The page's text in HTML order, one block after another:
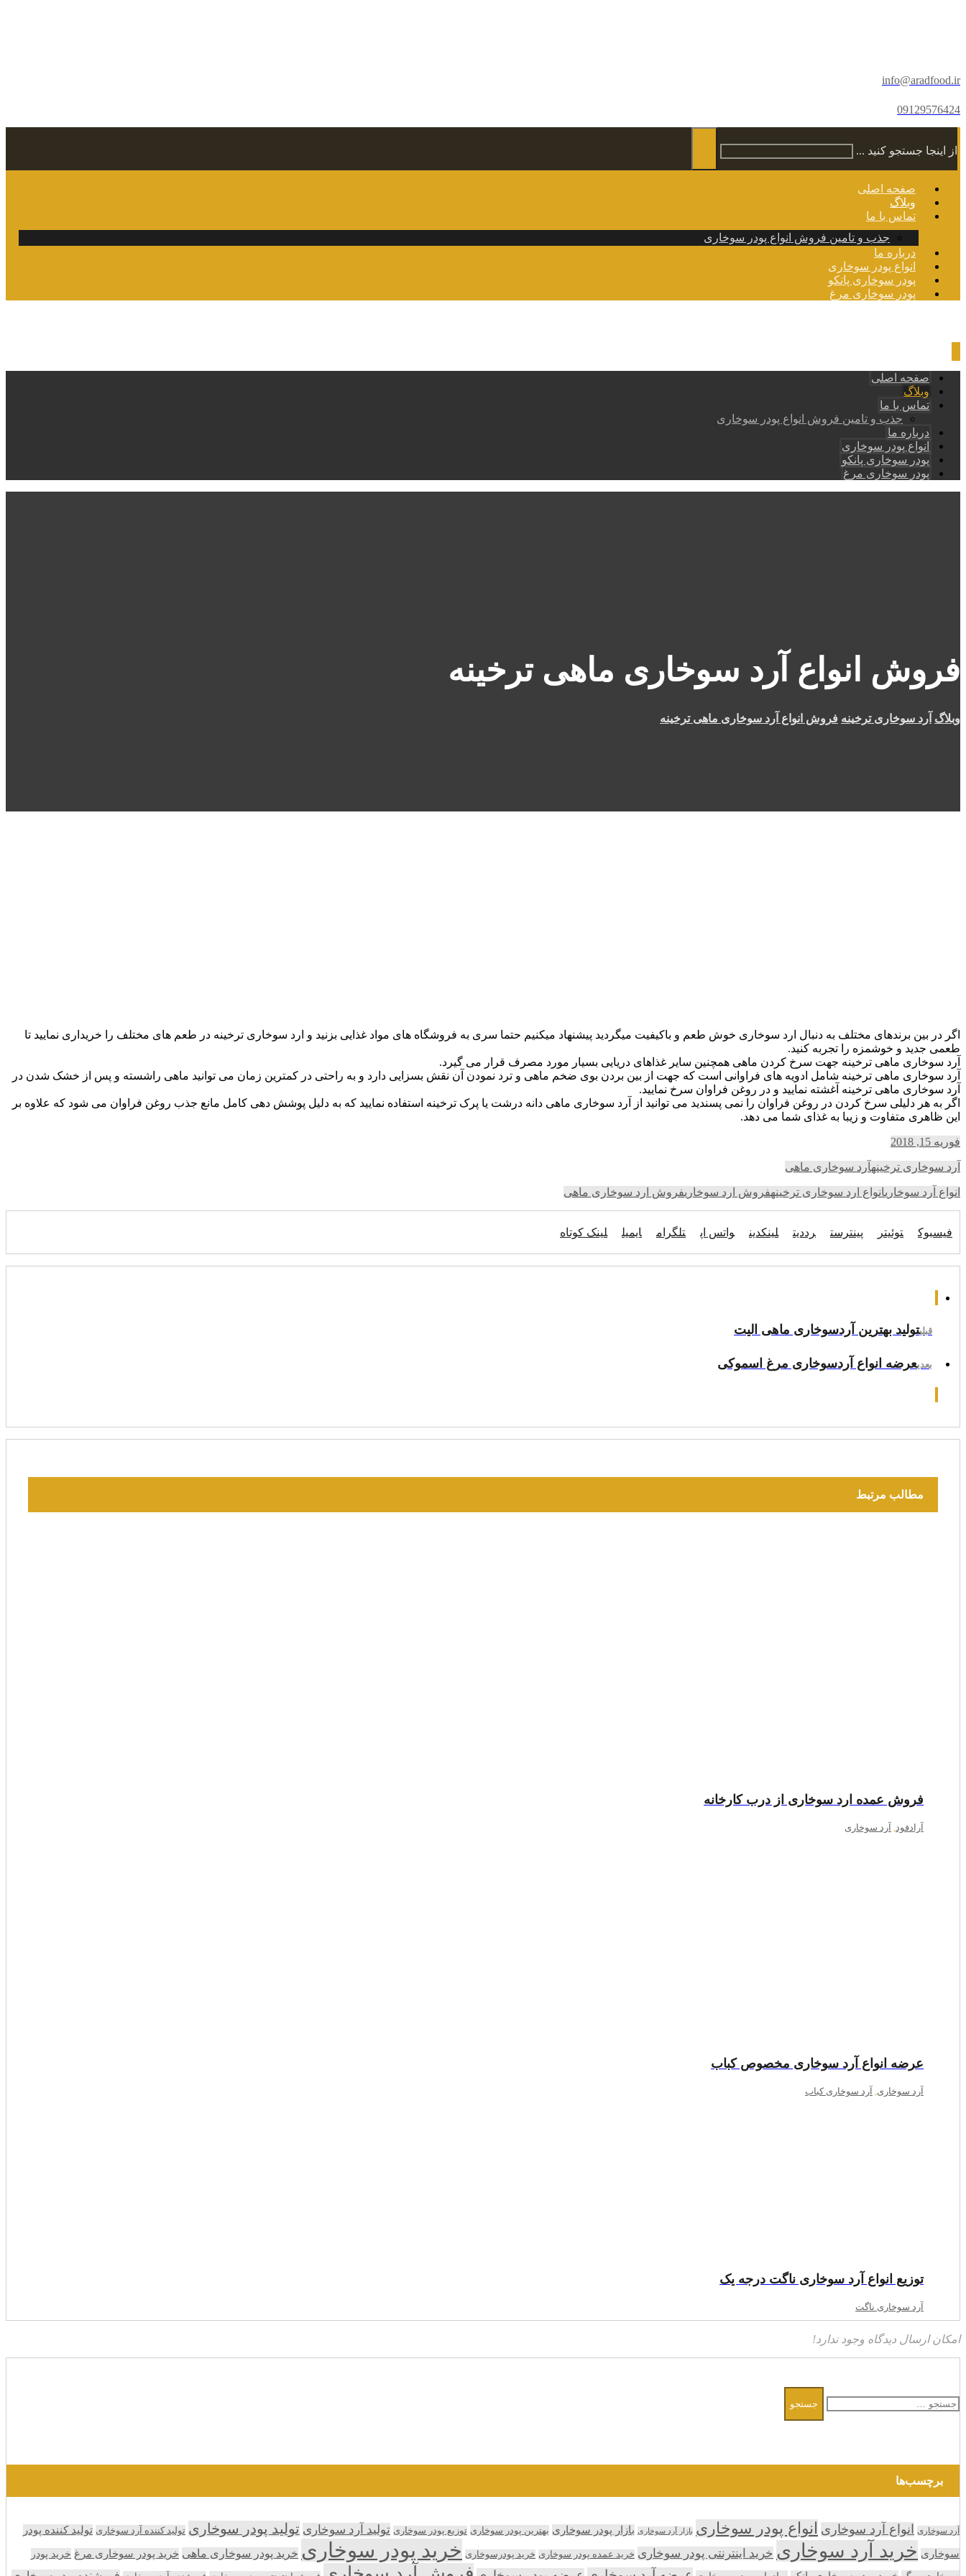
info@aradfood.ir
09129576424
از اینجا جستجو کنید ...
صفحه اصلی
وبلاگ
تماس با ما
جذب و تامین فروش انواع پودر سوخاری
درباره ما
انواع پودر سوخاری
پودر سوخاری پانکو
پودر سوخاری مرغ
صفحه اصلی
وبلاگ
تماس با ما
جذب و تامین فروش انواع پودر سوخاری
درباره ما
انواع پودر سوخاری
پودر سوخاری پانکو
پودر سوخاری مرغ
فروش انواع آرد سوخاری ماهی ترخینه
وبلاگ آرد سوخاری ترخینه فروش انواع آرد سوخاری ماهی ترخینه
اگر در بین برندهای مختلف به دنبال ارد سوخاری خوش طعم و باکیفیت میگردید پیشنهاد میکنیم حتما سری به فروشگاه های مواد غذایی بزنید و ارد سوخاری ترخینه در طعم های مختلف را خریداری نمایید تا
طعمی جدید و خوشمزه را تجربه کنید.
آرد سوخاری ماهی ترخینه جهت سرخ کردن ماهی همچنین سایر غذاهای دریایی بسیار مورد مصرف قرار می گیرد‌.
آرد سوخاری ماهی ترخینه شامل ادویه های فراوانی است که جهت از بین بردن بوی ضخم ماهی و ترد نمودن آن نقش بسزایی دارد و به راحتی در کمترین زمان می توانید ماهی راشسته و پس از خشک شدن در
آرد سوخاری ماهی ترخینه آغشته نمایید و در روغن فراوان سرخ نمایید.
اگر به هر دلیلی سرخ کردن در روغن فراوان را نمی پسندید می توانید از آرد سوخاری ماهی دانه درشت یا پرک ترخینه استفاده نمایید که به دلیل پوشش دهی کامل مانع جذب روغن فراوان می شود که علاوه بر
این ظاهری متفاوت و زیبا به غذای شما می دهد.
فوریه 15, 2018
آرد سوخاری ترخینهآرد سوخاری ماهی
انواع آرد سوخاریانواع ارد سوخاری ترخینهفروش ارد سوخاریفروش ارد سوخاری ماهی
فیسبوک توئیتر پینترست رددیت لینکدین واتس اپ تلگرام ایمیل لینک کوتاه
قبلیتولید بهترین آردسوخاری ماهی الیت
بعدیعرضه انواع آردسوخاری مرغ اسموکی
مطالب مرتبط
فروش عمده ارد سوخاری از درب کارخانه
آرادفود آرد سوخاری
عرضه انواع آرد سوخاری مخصوص کباب
آرد سوخاری آرد سوخاری کباب
توزیع انواع آرد سوخاری ناگت درجه یک
آرد سوخاری ناگت
امکان ارسال دیدگاه وجود ندارد!
برای:
برچسب‌ها
آرد سوخاری انواع آرد سوخاری انواع پودر سوخاری بازار آرد سوخاری بازار پودر سوخاری بهترین پودر سوخاری توزیع پودر سوخاری تولید آرد سوخاری تولید پودر سوخاری تولید کننده آرد سوخاری تولید کننده پودر
سوخاری خرید آرد سوخاری خرید اینترنتی پودر سوخاری خرید عمده پودر سوخاری خرید پودرسوخاری خرید پودر سوخاری خرید پودر سوخاری ماهی خرید پودر سوخاری مرغ خرید پودر